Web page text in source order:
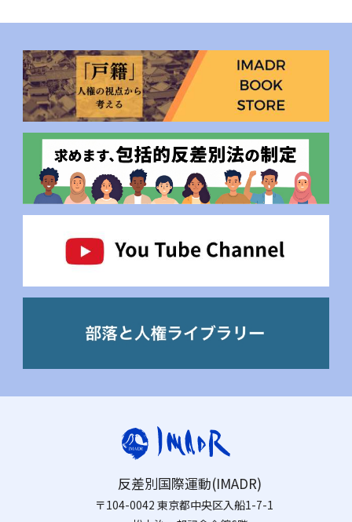
反差別国際運動(IMADR)
〒104-0042 東京都中央区入船1-7-1